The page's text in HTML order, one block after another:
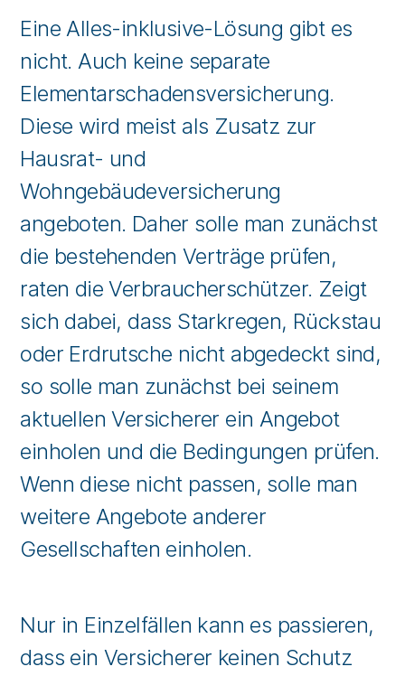
Eine Alles-inklusive-Lösung gibt es
nicht. Auch keine separate
Elementarschadensversicherung.
Diese wird meist als Zusatz zur
Hausrat- und
Wohngebäudeversicherung
angeboten. Daher solle man zunächst
die bestehenden Verträge prüfen,
raten die Verbraucherschützer. Zeigt
sich dabei, dass Starkregen, Rückstau
oder Erdrutsche nicht abgedeckt sind,
so solle man zunächst bei seinem
aktuellen Versicherer ein Angebot
einholen und die Bedingungen prüfen.
Wenn diese nicht passen, solle man
weitere Angebote anderer
Gesellschaften einholen.
Nur in Einzelfällen kann es passieren,
dass ein Versicherer keinen Schutz